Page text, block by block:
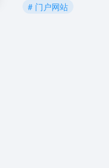
# 门户网站